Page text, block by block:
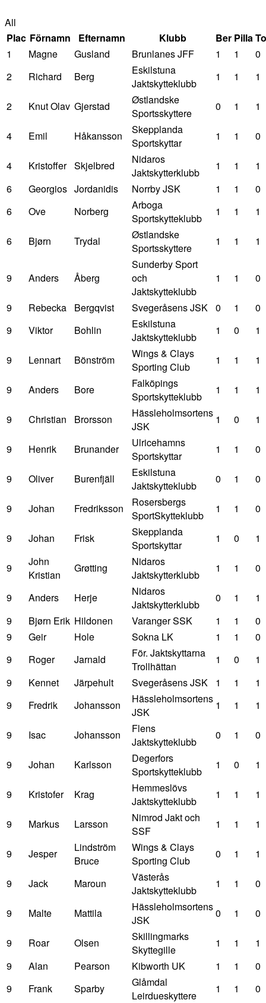
All
Plac Förnamn Efternamn Klubb Ber Pilla
1
Magne Gusland Brunlanes JFF 1 1
0
2
Richard Berg
Eskilstuna
Jaktskytteklubb
1 1 1
2 Knut Olav Gjerstad
Østlandske
Sportsskyttere
0 1 1
4 Emil Håkansson
Skepplanda
Sportskyttar
1 1 0
4 Kristoffer Skjelbred
Nidaros
Jaktskytterklubb
1 1
1
6
Georgios Jordanidis Norrby JSK 1 1
0
6
Ove Norberg
Arboga
Sportskytteklubb
1 1 1
6 Bjørn Trydal
Østlandske
Sportsskyttere
1 1 1
9 Anders Åberg
Sunderby Sport
och
Jaktskytteklubb
1 1 0
9 Rebecka Bergqvist Svegeråsens JSK 0 1
0
9
Viktor Bohlin
Eskilstuna
Jaktskytteklubb
1 0 1
9 Lennart Bönström
Wings & Clays
Sporting Club
1 1 1
9 Anders Bore
Falköpings
Sportskytteklubb
1 1 1
9 Christian Brorsson
Hässleholmsortens
JSK
1 0 1
9 Henrik Brunander
Ulricehamns
Sportskyttar
1 1 0
9 Oliver Burenfjäll
Eskilstuna
Jaktskytteklubb
0 1 0
9 Johan Fredriksson
Rosersbergs
SportSkytteklubb
1 1 0
9 Johan Frisk
Skepplanda
Sportskyttar
1 0 1
9
John
Kristian
Grøtting
Nidaros
Jaktskytterklubb
1 1 0
9 Anders Herje
Nidaros
Jaktskytterklubb
0 1
1
9
Bjørn Erik Hildonen Varanger SSK 1 1
0
9
Geir Hole Sokna LK 1 1
0
9
Roger Jarnald
För. Jaktskyttarna
Trollhättan
1 0
1
9
Kennet Järpehult Svegeråsens JSK 1 1
1
9
Fredrik Johansson
Hässleholmsortens
JSK
1 1 1
9 Isac Johansson
Flens
Jaktskytteklubb
0 1 0
9 Johan Karlsson
Degerfors
Sportskytteklubb
1 0 1
9 Kristofer Krag
Hemmeslövs
Jaktskytteklubb
1 1 1
9 Markus Larsson
Nimrod Jakt och
SSF
1 1 1
9 Jesper
Lindström
Bruce
Wings & Clays
Sporting Club
0 1 1
9 Jack Maroun
Västerås
Jaktskytteklubb
1 1 0
9 Malte Mattila
Hässleholmsortens
JSK
0 1 0
9 Roar Olsen
Skillingmarks
Skyttegille
1 1
1
9
Alan Pearson Kibworth UK 1 1
0
9
Frank Sparby
Glåmdal
Leirdueskyttere
1 1 0